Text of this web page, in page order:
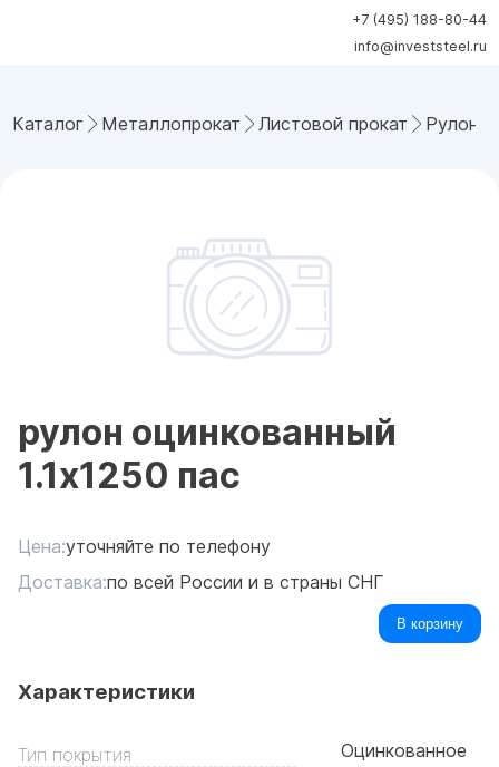
+7 (495) 188-80-44
info@investsteel.ru
Каталог Металлопрокат Листовой прокат
рулон оцинкованный
1.1x1250 пас
Цена:уточняйте по телефону
Доставка:по всей России и в страны СНГ
В корзину
Характеристики
Тип покрытия Оцинкованное